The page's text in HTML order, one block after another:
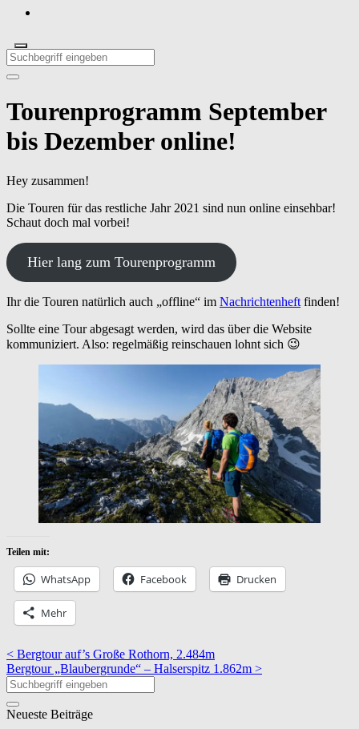
Tourenprogramm September
bis Dezember online!
Hey zusammen!
Die Touren für das restliche Jahr 2021 sind nun online einsehbar!
Schaut doch mal vorbei!
Hier lang zum Tourenprogramm
Ihr die Touren natürlich auch „offline“ im Nachrichtenheft finden!
Sollte eine Tour abgesagt werden, wird das über die Website
kommuniziert. Also: regelmäßig reinschauen lohnt sich 😉
Teilen mit:
WhatsApp Facebook Drucken
Mehr
< Bergtour auf’s Große Rothorn, 2.484m
Bergtour „Blaubergrunde“ – Halserspitz 1.862m >
Neueste Beiträge